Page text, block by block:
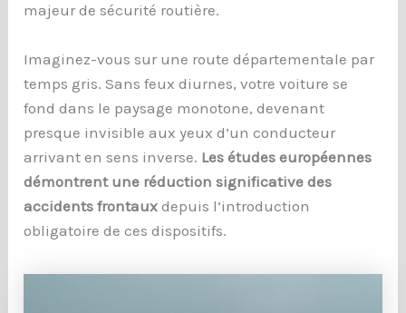
majeur de sécurité routière.
Imaginez-vous sur une route départementale par
temps gris. Sans feux diurnes, votre voiture se
fond dans le paysage monotone, devenant
presque invisible aux yeux d’un conducteur
arrivant en sens inverse. Les études européennes
démontrent une réduction significative des
accidents frontaux depuis l’introduction
obligatoire de ces dispositifs.